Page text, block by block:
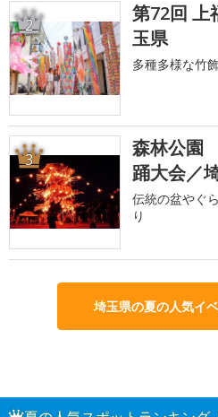
2
第72回 上
玉県
多種多様な竹
3
森林公園
踊大会／
伝統の盆やぐ
り
埼玉県の夏の人気イ